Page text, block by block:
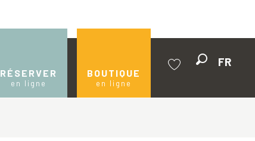
RÉSERVER
en ligne
BOUTIQUE
en ligne
FR